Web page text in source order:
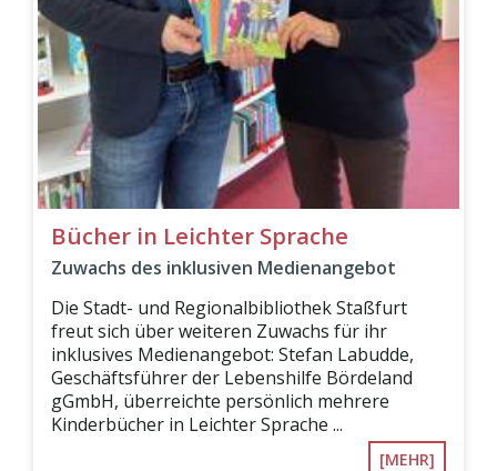
Bücher in Leichter Sprache
Zuwachs des inklusiven Medienangebot
Die Stadt- und Regionalbibliothek Staßfurt
freut sich über weiteren Zuwachs für ihr
inklusives Medienangebot: Stefan Labudde,
Geschäftsführer der Lebenshilfe Bördeland
gGmbH, überreichte persönlich mehrere
Kinderbücher in Leichter Sprache ...
[MEHR]